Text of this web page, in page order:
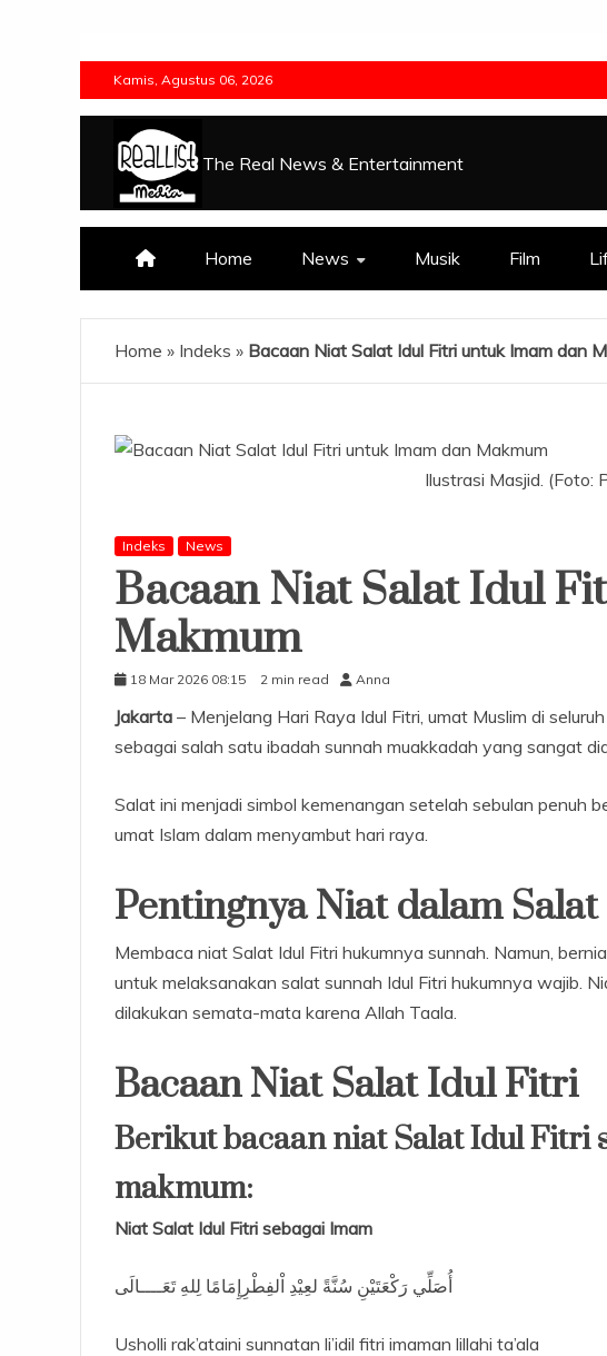
Kamis, Agustus 06, 2026
The Real News & Entertainment
Home News Musik Film
Home » Indeks » Bacaan Niat Salat Idul Fitri untuk Imam dan
Ilustrasi Masjid. (Foto:
Indeks News
Bacaan Niat Salat Idul
Makmum
18 Mar 2026 08:15 2 min read Anna
Jakarta – Menjelang Hari Raya Idul Fitri, umat Muslim di
sebagai salah satu ibadah sunnah muakkadah yang sangat
Salat ini menjadi simbol kemenangan setelah sebulan penuh
umat Islam dalam menyambut hari raya.
Pentingnya Niat dalam
Membaca niat Salat Idul Fitri hukumnya sunnah. Namun,
untuk melaksanakan salat sunnah Idul Fitri hukumnya wajib.
dilakukan semata-mata karena Allah Taala.
Bacaan Niat Salat Idul Fitri
Berikut bacaan niat Salat Idul Fitri
makmum:
Niat Salat Idul Fitri sebagai Imam
أُصَلِّي رَكْعَتَيْنِ سُنَّةً لعِيْدِ اْلفِطْرِإِمَامًا لِلهِ تَعَــــالَى
Usholli rak’ataini sunnatan li’idil fitri imaman lillahi ta’ala